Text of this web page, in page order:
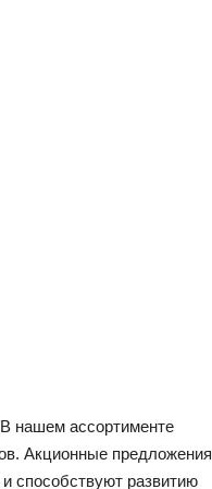
нашем ассортименте
Акционные предложения
способствуют развитию